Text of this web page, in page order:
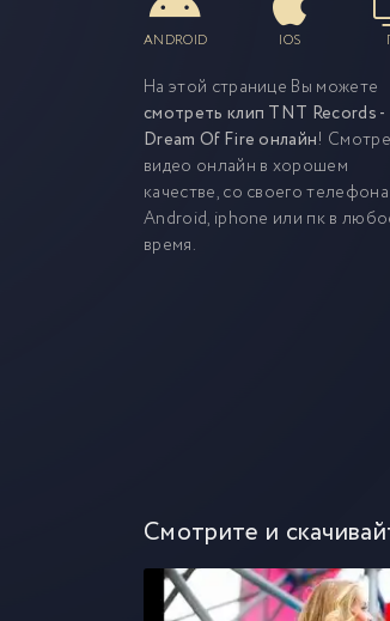
ANDROID IOS
На этой странице Вы можете
смотреть клип TNT Records -
Dream Of Fire онлайн!
видео онлайн в хорошем
качестве, со своего
Android, iphone или пк в
время.
Смотрите и